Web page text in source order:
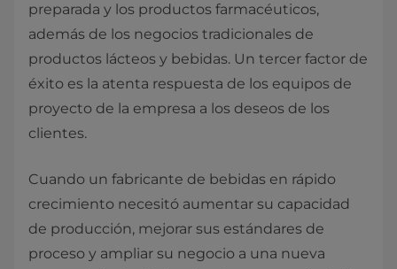
preparada y los productos farmacéuticos,
además de los negocios tradicionales de
productos lácteos y bebidas. Un tercer factor de
éxito es la atenta respuesta de los equipos de
proyecto de la empresa a los deseos de los
clientes.
Cuando un fabricante de bebidas en rápido
crecimiento necesitó aumentar su capacidad
de producción, mejorar sus estándares de
proceso y ampliar su negocio a una nueva